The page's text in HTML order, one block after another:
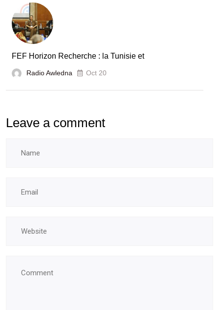
FEF Horizon Recherche : la Tunisie et
Radio Awledna Oct 20
Leave a comment